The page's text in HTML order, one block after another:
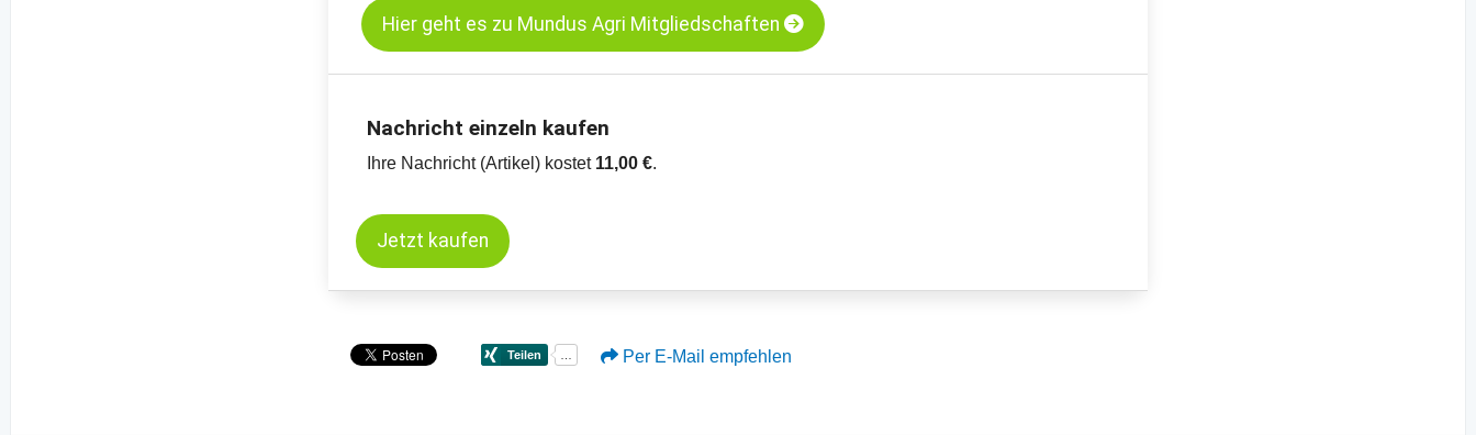
Hier geht es zu Mundus Agri Mitgliedschaften
Nachricht einzeln kaufen
Ihre Nachricht (Artikel) kostet 11,00 €.
Jetzt kaufen
Per E-Mail empfehlen